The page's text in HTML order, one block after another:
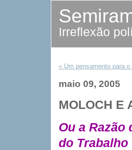
Irreflexão
« Um pensamento para o
maio 09, 2005
MOLOCH E
Ou a Razão
do Trabalho